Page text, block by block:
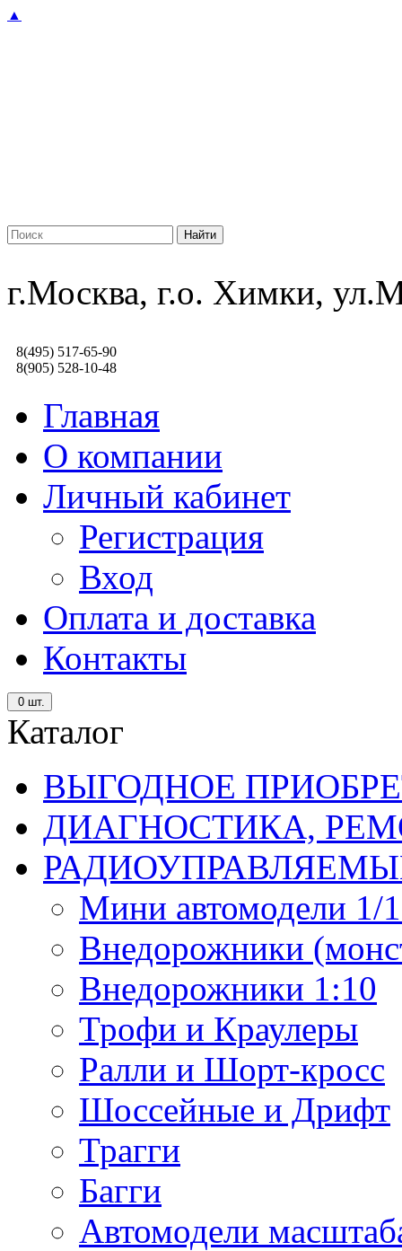
▲
г.Москва, г.о. Химки,
8(495) 517-65-90
8(905) 528-10-48
Главная
О компании
Личный кабинет
Регистрация
Вход
Оплата и доставка
Контакты
0 шт.
Каталог
ВЫГОДНОЕ
ДИАГНОСТИКА,
Мини автомодели 1/
Внедорожники
Внедорожники 1:10
Трофи и Краулеры
Ралли и Шорт-кросс
Шоссейные и Дрифт
Трагги
Багги
Автомодели